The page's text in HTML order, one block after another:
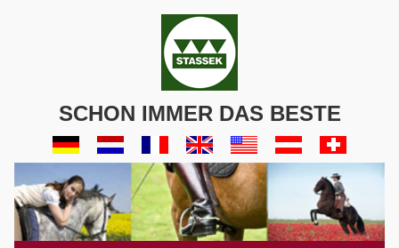
SCHON IMMER DAS BESTE